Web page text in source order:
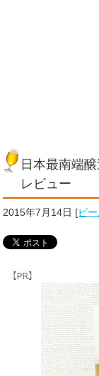
日本最南端
レビュー
2015年7月14日 [ビ